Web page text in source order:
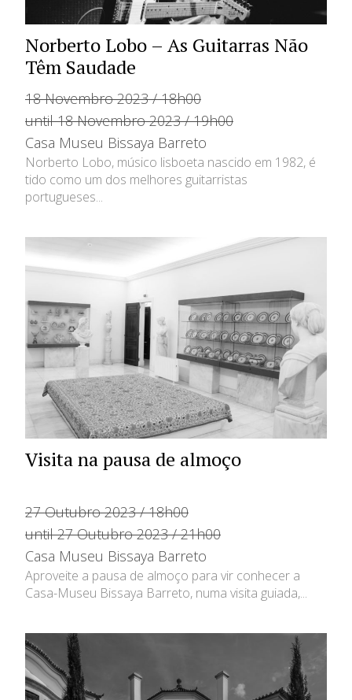
Norberto Lobo – As Guitarras Não
Têm Saudade
18 Novembro 2023 / 18h00
until 18 Novembro 2023 / 19h00
Casa Museu Bissaya Barreto
Norberto Lobo, músico lisboeta nascido em 1982, é
tido como um dos melhores guitarristas
portugueses...
Visita na pausa de almoço
27 Outubro 2023 / 18h00
until 27 Outubro 2023 / 21h00
Casa Museu Bissaya Barreto
Aproveite a pausa de almoço para vir conhecer a
Casa-Museu Bissaya Barreto, numa visita guiada,...